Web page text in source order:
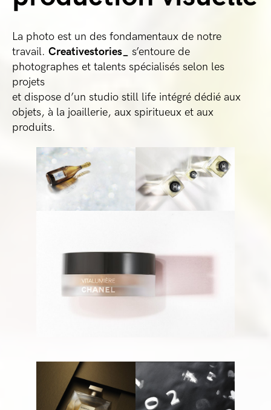
La photo est un des fondamentaux de notre
travail. Creativestories_ s’entoure de
photographes et talents spécialisés selon les
projets
et dispose d’un studio still life intégré dédié aux
objets, à la joaillerie, aux spiritueux et aux
produits.